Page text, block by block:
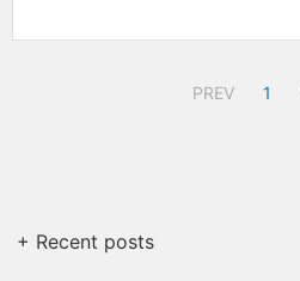
PREV 1
+ Recent posts